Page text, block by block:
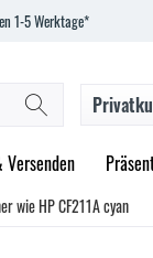
1-5 Werktage*
Versenden
wie HP CF211A cyan